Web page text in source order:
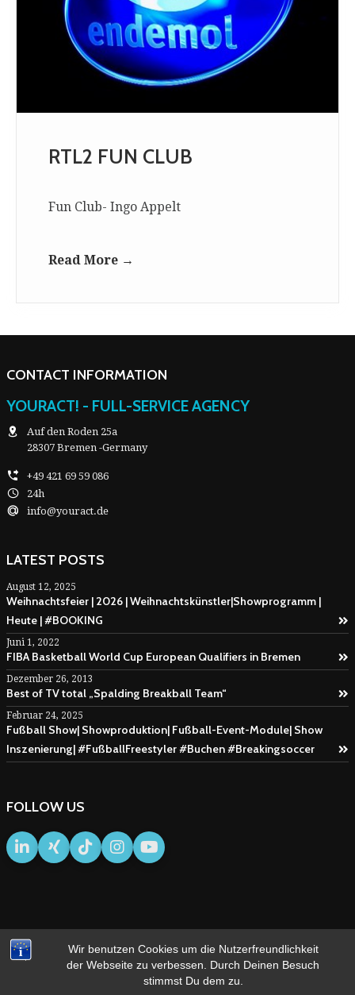
Wir benutzen Cookies um die Nutzerfreundlichkeit
der Webseite zu verbessen. Durch Deinen Besuch
stimmst Du dem zu.
RTL2 FUN CLUB
Fun Club- Ingo Appelt
Read More →
CONTACT INFORMATION
YOURACT! - FULL-SERVICE AGENCY
Auf den Roden 25a
28307 Bremen -Germany
+49 421 69 59 086
24h
info@youract.de
LATEST POSTS
August 12, 2025
Weihnachtsfeier | 2026 | Weihnachtskünstler|Showprogramm |
Heute | #BOOKING
Juni 1, 2022
FIBA Basketball World Cup European Qualifiers in Bremen
Dezember 26, 2013
Best of TV total „Spalding Breakball Team“
Februar 24, 2025
Fußball Show| Showproduktion| Fußball-Event-Module| Show
Inszenierung| #FußballFreestyler #Buchen #Breakingsoccer
FOLLOW US
IMPRESSUM AGB